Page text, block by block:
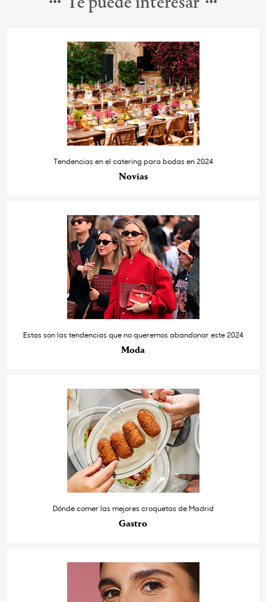
Te puede interesar
Tendencias en el catering para bodas en 2024
Novias
Estas son las tendencias que no queremos abandonar este 2024
Moda
Dónde comer las mejores croquetas de Madrid
Gastro